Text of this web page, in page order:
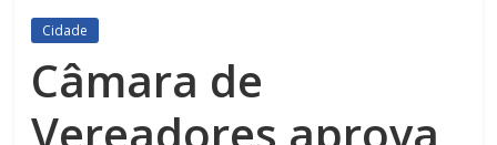
Cidade
Câmara de